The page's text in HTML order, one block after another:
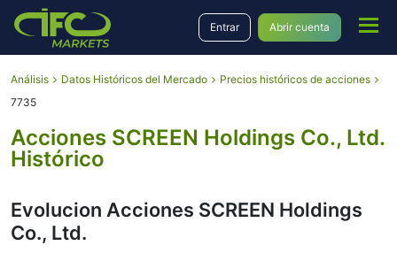
Entrar Abrir cuenta
Análisis Datos Históricos del Mercado
Precios históricos de acciones
7735
Acciones SCREEN Holdings Co., Ltd.
Histórico
Evolucion Acciones SCREEN Holdings
Co., Ltd.